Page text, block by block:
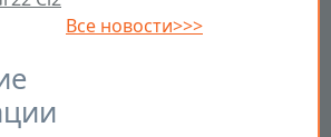
Все новости>>>